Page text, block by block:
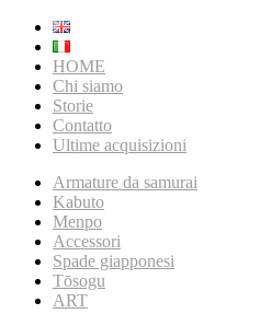
HOME
Chi siamo
Storie
Contatto
Ultime acquisizioni
Armature da samurai
Kabuto
Menpo
Accessori
Spade giapponesi
Tōsogu
ART